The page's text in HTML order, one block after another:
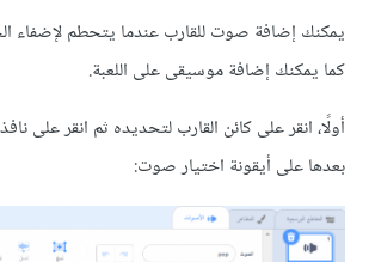
صوت للقارب عندما يتحطم لإضفاء الحيوية على
إضافة موسيقى على اللعبة.
على كائن القارب لتحديده ثم انقر على نافذة
أيقونة اختيار صوت: